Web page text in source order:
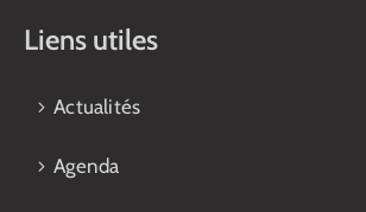
Liens utiles
Actualités
Agenda